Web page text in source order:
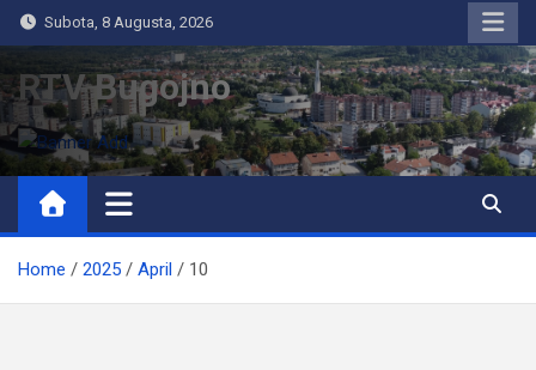
Subota, 8 Augusta, 2026
RTV Bugojno
Home 2025 April 10